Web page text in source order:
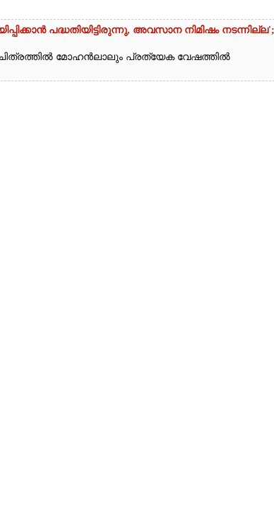
പദ്ധതിയിട്ടിരുന്നു,​ അവസാന നിമിഷം നടന്നില്ല';
മോഹൻലാലും പ്രത്യേക വേഷത്തിൽ